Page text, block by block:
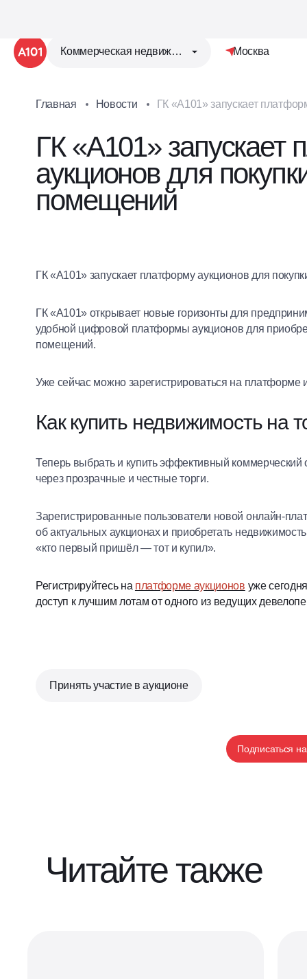
Коммерческая недвижимость Москва
Главная Новости
ГК «А101» запускает платформу аукционов для
ГК «А101» запускает
аукционов для
помещений
ГК «А101» запускает платформу аукционов для
ГК «А101» открывает новые горизонты для
удобной цифровой платформы аукционов для
помещений.
Уже сейчас можно зарегистрироваться на
Как купить недвижимость на
Теперь выбрать и купить эффективный
через прозрачные и честные торги.
Зарегистрированные пользователи новой онлайн-
об актуальных аукционах и приобретать
«кто первый пришёл — тот и купил».
Регистрируйтесь на платформе аукционов уже
доступ к лучшим лотам от одного из ведущих
Принять участие в аукционе
Подписаться
Читайте также